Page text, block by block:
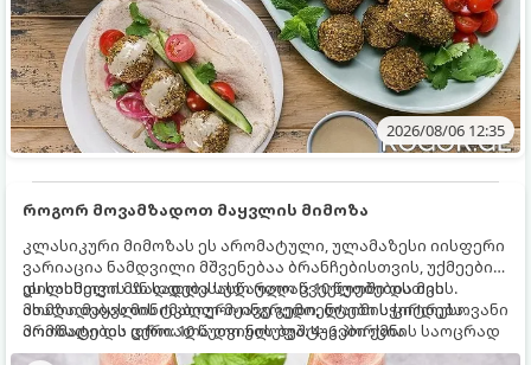
2026/08/06 12:35
როგორ მოვამზადოთ მაყვლის მიმოზა
კლასიკური მიმოზას ეს არომატული, ულამაზესი იისფერი
ვარიაცია ნამდვილი მშვენებაა ბრანჩებისთვის, უქმეების
დილისთვის ან სადღესასწაულო წვეულებებისთვის.
ახალი მაყვლის ტკბილ-მჟავე გემო, ლაიმის ციტრუსოვანი
არომატი და ცქრიალა ღვინის ბუშტუკები ქმნის საოცრად
დახვეწილ და მაგრილებელ კოქტეილს.
ეს სასმელი მზადდება სულ რაღაც 10 წუთში და მის
მომზადებას მინიმალური ინგრედიენტები სჭირდება.
მომზადების დრო: 10 წუთი ულუფა: 4–6 პორცია